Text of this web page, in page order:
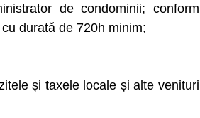
de condominii; conform
durată de 720h minim;
și taxele locale și alte venituri